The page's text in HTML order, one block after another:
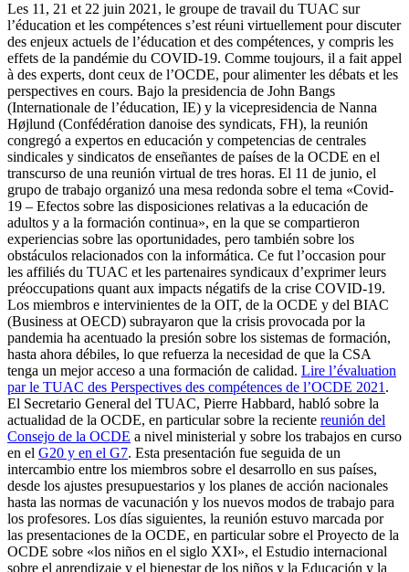
Les 11, 21 et 22 juin 2021, le groupe de travail du TUAC sur
l’éducation et les compétences s’est réuni virtuellement pour discuter
des enjeux actuels de l’éducation et des compétences, y compris les
effets de la pandémie du COVID-19. Comme toujours, il a fait appel
à des experts, dont ceux de l’OCDE, pour alimenter les débats et les
perspectives en cours. Bajo la presidencia de John Bangs
(Internationale de l’éducation, IE) y la vicepresidencia de Nanna
Højlund (Confédération danoise des syndicats, FH), la reunión
congregó a expertos en educación y competencias de centrales
sindicales y sindicatos de enseñantes de países de la OCDE en el
transcurso de una reunión virtual de tres horas. El 11 de junio, el
grupo de trabajo organizó una mesa redonda sobre el tema «Covid-
19 – Efectos sobre las disposiciones relativas a la educación de
adultos y a la formación continua», en la que se compartieron
experiencias sobre las oportunidades, pero también sobre los
obstáculos relacionados con la informática. Ce fut l’occasion pour
les affiliés du TUAC et les partenaires syndicaux d’exprimer leurs
préoccupations quant aux impacts négatifs de la crise COVID-19.
Los miembros e intervinientes de la OIT, de la OCDE y del BIAC
(Business at OECD) subrayaron que la crisis provocada por la
pandemia ha acentuado la presión sobre los sistemas de formación,
hasta ahora débiles, lo que refuerza la necesidad de que la CSA
tenga un mejor acceso a una formación de calidad. Lire l’évaluation
par le TUAC des Perspectives des compétences de l’OCDE 2021 .
El Secretario General del TUAC, Pierre Habbard, habló sobre la
actualidad de la OCDE, en particular sobre la reciente reunión del
Consejo de la OCDE a nivel ministerial y sobre los trabajos en curso
en el G20 y en el G7. Esta presentación fue seguida de un
intercambio entre los miembros sobre el desarrollo en sus países,
desde los ajustes presupuestarios y los planes de acción nacionales
hasta las normas de vacunación y los nuevos modos de trabajo para
los profesores. Los días siguientes, la reunión estuvo marcada por
las presentaciones de la OCDE, en particular sobre el Proyecto de la
OCDE sobre «los niños en el siglo XXI», el Estudio internacional
sobre el aprendizaje y el bienestar de los niños y la Educación y la